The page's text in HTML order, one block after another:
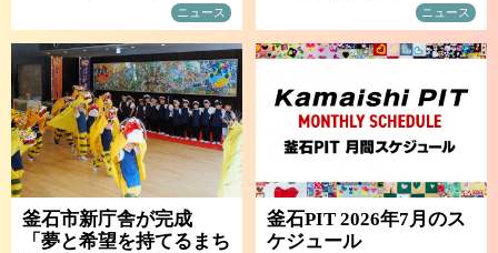
ニュース ニュース
釜石市新庁舎が完成
「夢と希望を持てるまち
釜石PIT 2026年7月のス
ケジュール